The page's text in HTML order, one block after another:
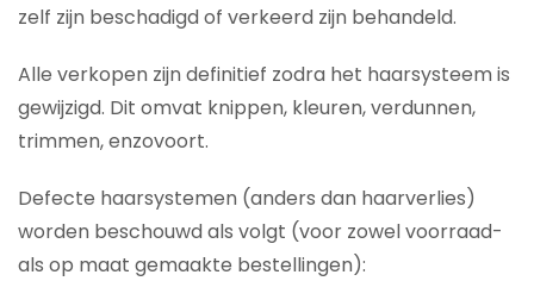
zelf zijn beschadigd of verkeerd zijn behandeld.
Alle verkopen zijn definitief zodra het haarsysteem is
gewijzigd. Dit omvat knippen, kleuren, verdunnen,
trimmen, enzovoort.
Defecte haarsystemen (anders dan haarverlies)
worden beschouwd als volgt (voor zowel voorraad-
als op maat gemaakte bestellingen):